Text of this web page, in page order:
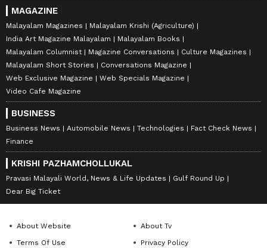
MAGAZINE
Malayalam Magazines
Malayalam Krishi (Agriculture)
India Art Magazine Malayalam
Malayalam Books
Malayalam Columnist
Magazine Conversations
Culture Magazines
Malayalam Short Stories
Conversations Magazine
Web Exclusive Magazine
Web Specials Magazine
Video Cafe Magazine
BUSINESS
Business News Automobile News Technologies
Fact Check News
Finance
KRISHI PAZHAMCHOLLUKAL
Pravasi Malayali World, News & Life Updates
Gulf Round Up
Dear Big Ticket
About Website
About Tv
Terms Of Use
Privacy Policy